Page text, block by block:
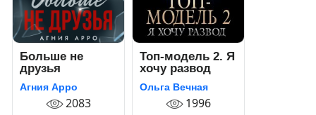
Больше не
друзья
Агния Арро
2083
Топ-модель 2. Я
хочу развод
Ольга Вечная
1996